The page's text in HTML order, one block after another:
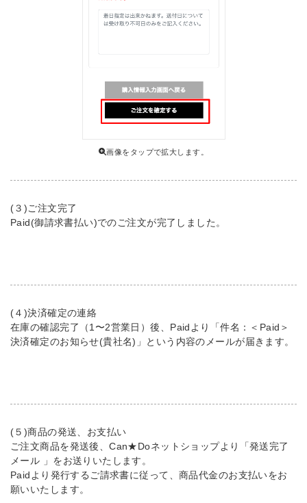
画像をタップで拡大します。
(３)ご注文完了
Paid(御請求書払い)でのご注文が完了しました。
(４)決済確定の連絡
在庫の確認完了（1〜2営業日）後、Paidより「件名：＜Paid＞
決済確定のお知らせ(貴社名)」という内容のメールが届きます。
(５)商品の発送、お支払い
ご注文商品を発送後、Can★Doネットショップより「発送完了
メール 」をお送りいたします。
Paidより発行するご請求書に従って、商品代金のお支払いをお
願いいたします。